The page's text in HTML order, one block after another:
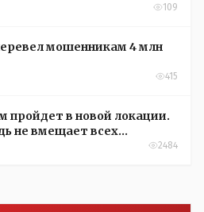
109
мошенникам 4 млн
415
пройдет в новой локации.
не вмещает всех
2484